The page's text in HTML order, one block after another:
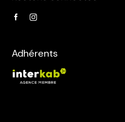
Adhérents